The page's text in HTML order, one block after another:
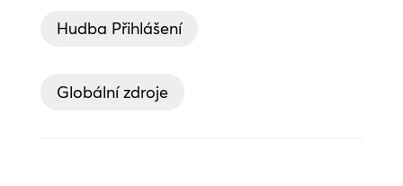
Hudba Přihlášení
Globální zdroje